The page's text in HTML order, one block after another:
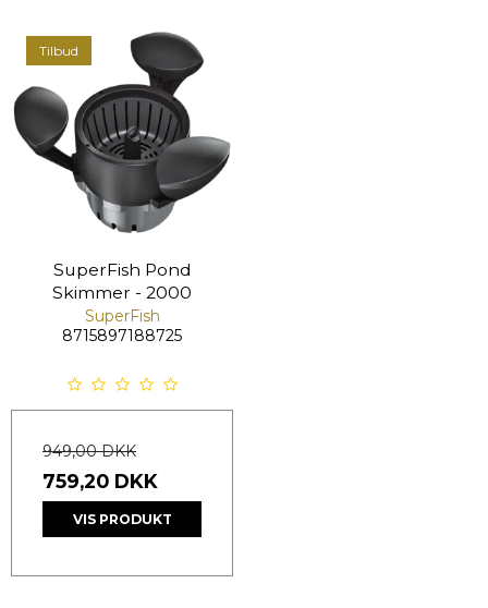
Tilbud
SuperFish Pond
Skimmer - 2000
SuperFish
8715897188725
949,00 DKK
759,20 DKK
VIS PRODUKT